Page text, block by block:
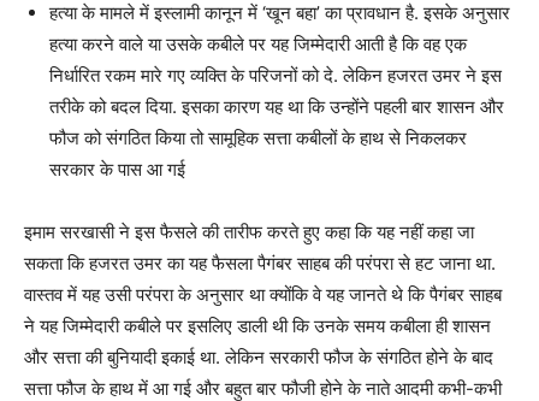
हत्या के मामले में इस्लामी कानून में ‘खून बहा’ का प्रावधान है. इसके अनुसार
हत्या करने वाले या उसके कबीले पर यह जिम्मेदारी आती है कि वह एक
निर्धारित रकम मारे गए व्यक्ति के परिजनों को दे. लेकिन हजरत उमर ने इस
तरीके को बदल दिया. इसका कारण यह था कि उन्होंने पहली बार शासन और
फौज को संगठित किया तो सामूहिक सत्ता कबीलों के हाथ से निकलकर
सरकार के पास आ गई
इमाम सरखासी ने इस फैसले की तारीफ करते हुए कहा कि यह नहीं कहा जा
सकता कि हजरत उमर का यह फैसला पैगंबर साहब की परंपरा से हट जाना था.
वास्तव में यह उसी परंपरा के अनुसार था क्योंकि वे यह जानते थे कि पैगंबर साहब
ने यह जिम्मेदारी कबीले पर इसलिए डाली थी कि उनके समय कबीला ही शासन
और सत्ता की बुनियादी इकाई था. लेकिन सरकारी फौज के संगठित होने के बाद
सत्ता फौज के हाथ में आ गई और बहुत बार फौजी होने के नाते आदमी कभी-कभी